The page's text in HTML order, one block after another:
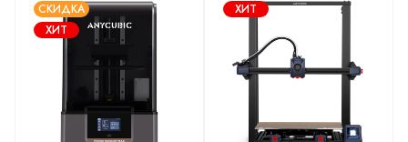
СКИДКА
ХИТ
ХИТ